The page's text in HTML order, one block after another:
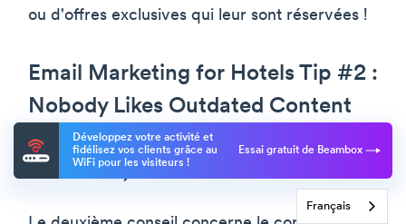
ou d'offres exclusives qui leur sont réservées !
Email Marketing for Hotels Tip #2 :
Nobody Likes Outdated Content
(Personne n'aime les contenus
obsolètes)
Développez votre activité et
fidélisez vos clients grâce au
WiFi pour les visiteurs !
Essai gratuit de Beambox
Français